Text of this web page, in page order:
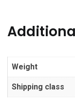
Weight
Shipping class